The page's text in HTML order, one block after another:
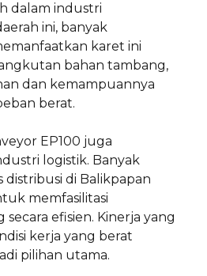
dalam industri
ini, banyak
karet ini
bahan tambang,
dan kemampuannya
berat.
EP100 juga
logistik. Banyak
distribusi di Balikpapan
memfasilitasi
efisien. Kinerja yang
kerja yang berat
pilihan utama.